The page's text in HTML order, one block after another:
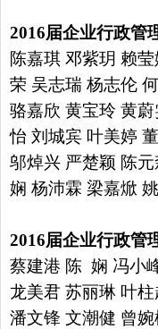
2016届企业行政管
陈嘉琪 邓紫玥 赖
荣 吴志瑞 杨志伦
骆嘉欣 黄宝玲 黄
怡 刘城宾 叶美婷
邬焯兴 严楚颖 陈
娴 杨沛霖 梁嘉焮
2016届企业行政管
蔡建港 陈 娴 冯小
龙美君 苏丽琳 叶
潘文锋 文潮健 曾